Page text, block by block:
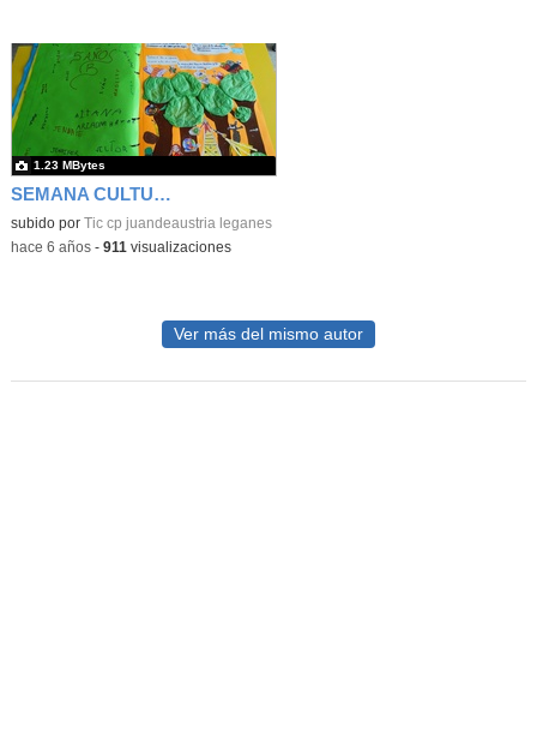
SEMANA CULTURAL DE LOS CUENTOS 48
subido por Tic cp juandeaustria leganes
1.23 MBytes
-hace 6 años- 911 visualizaciones
Ver más del mismo autor